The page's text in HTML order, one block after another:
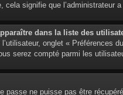
signifie que l’administrateur
dans la liste des
onglet « Préférences
serez compté parmi les
passe ne puisse pas être